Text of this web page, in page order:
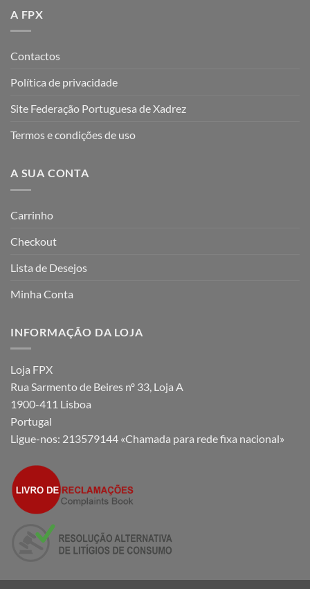
A FPX
Contactos
Política de privacidade
Site Federação Portuguesa de Xadrez
Termos e condições de uso
A SUA CONTA
Carrinho
Checkout
Lista de Desejos
Minha Conta
INFORMAÇÃO DA LOJA
Loja FPX
Rua Sarmento de Beires nº 33, Loja A
1900-411 Lisboa
Portugal
Ligue-nos: 213579144 «Chamada para rede fixa nacional»